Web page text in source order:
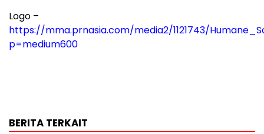
Logo –
https://mma.prnasia.com/media2/1121743/
p=medium600
BERITA TERKAIT